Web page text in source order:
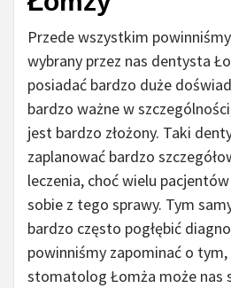
Przede wszystkim
wybrany przez nas dentysta
posiadać bardzo duże
bardzo ważne w
jest bardzo złożony. Taki
zaplanować bardzo
leczenia, choć wielu
sobie z tego sprawy. Tym
bardzo często pogłębić
powinniśmy zapominać o tym,
stomatolog Łomża może nas